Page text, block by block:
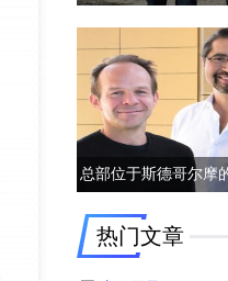
总部位于斯德哥尔摩
热门文章